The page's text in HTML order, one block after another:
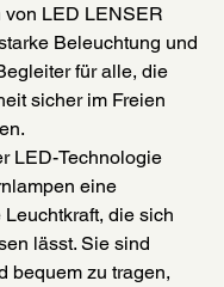
LED LENSER
Beleuchtung und
für alle, die
sicher im Freien
LED-Technologie
eine
die sich
lässt. Sie sind
bequem zu tragen,